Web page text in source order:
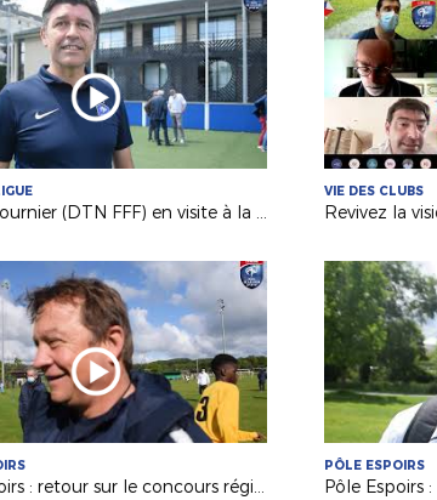
Hubert Fournier (DTN FFF) en visite à la Ligue avant la reprise du foot amateur
VIE DES CLUBS
Pôle Espoirs : retour sur le concours régional avec Lionnel Ducloz (DTR)
PÔLE ESPOIRS